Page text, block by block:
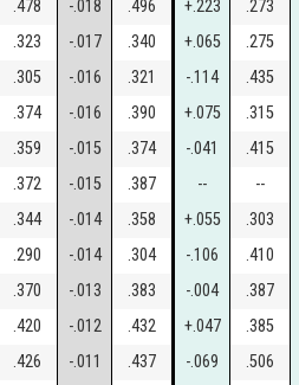
.478 -.018 .496 +.223 .273
.323 -.017 .340 +.065 .275
.305 -.016 .321 -.114 .435
.374 -.016 .390 +.075 .315
.359 -.015 .374 -.041 .415
.372 -.015 .387 -- --
.344 -.014 .358 +.055 .303
.290 -.014 .304 -.106 .410
.370 -.013 .383 -.004 .387
.420 -.012 .432 +.047 .385
.426 -.011 .437 -.069 .506